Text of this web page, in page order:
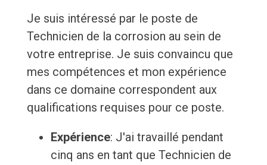
Je suis intéressé par le poste de
Technicien de la corrosion au sein de
votre entreprise. Je suis convaincu que
mes compétences et mon expérience
dans ce domaine correspondent aux
qualifications requises pour ce poste.
Expérience: J'ai travaillé pendant
cinq ans en tant que Technicien de